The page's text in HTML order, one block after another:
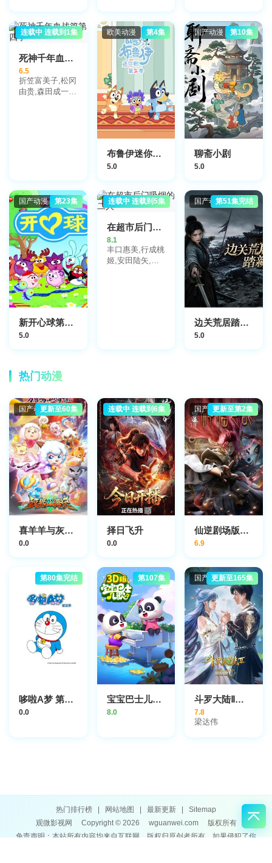
幸,岛本须美,绪
方贤一,堀川亮,
松井菜樱子,宫村
优子,岩居由希
子,大谷育江,高
木涉,高岛雅罗,
堀之纪,立木文
彦,小山茉美,三
石琴乃,置鲇龙太
郎,日高法子,池
田秀一,古谷彻
日本动漫
连载中 连载到1集
死神千年血战篇第四季
6.5
折笠富美子,松冈
由贵,森田成一,
欧美动漫 第4集
布鲁伊迷你剧第二季(英文版)
5.0
国产动漫 第10集
聊斋小剧
5.0
国产动漫 第23集
新开心球第一季
5.0
日本动漫
连载中 连载到5集
在超市后门吸烟的二人
8.1
丰口惠美,行成桃
姬,安田陆矢,佐
国产动漫第51集完结
边关荒居踏新生
5.0
热门动漫
国产动漫更新至60集
喜羊羊与灰太狼之破界山海诀
0.0
国产动漫
连载中 连载到6集
择日飞升
0.0
国产动漫更新至第2集
仙逆剧场版神临之战
6.9
第80集完结
哆啦A梦 第5季
0.0
第107集
宝宝巴士儿歌 3D版
8.0
国产动漫更新至165集
斗罗大陆Ⅱ绝世唐门
7.8
梁达伟
热门排行榜 网站地图 最新更新
Sitemap
观微影视网
Copyright © 2026 wguanwei.com
版权所有
免责声明：本站所有内容均来自互联网，版权归原创者所有，如果侵犯了你